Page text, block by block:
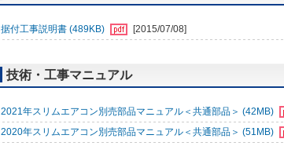
据付工事説明書 (489KB) [2015/07/08]
技術・工事マニュアル
2021年スリムエアコン別売部品マニュアル＜共通部品＞ (42MB)
2020年スリムエアコン別売部品マニュアル＜共通部品＞ (51MB)